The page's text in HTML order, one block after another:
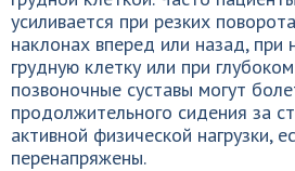
усиливается при резких
наклонах вперед или назад, при
грудную клетку или при
позвоночные суставы могут
продолжительного сидения за
активной физической нагрузки,
перенапряжены.